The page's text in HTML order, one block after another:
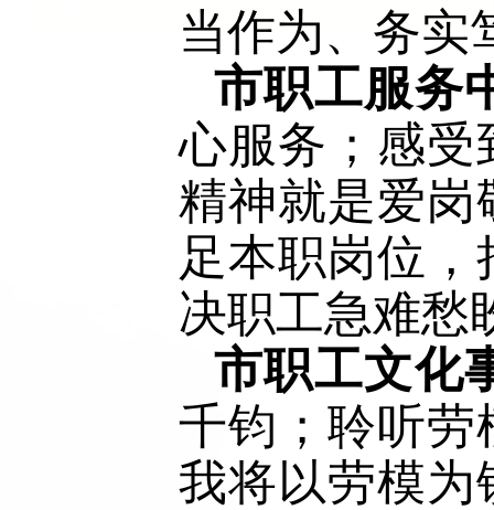
当作为、务实
市职工服务
心服务；感受
精神就是爱岗
足本职岗位
决职工急难愁
市职工文化
千钧；聆听劳
我将以劳模为